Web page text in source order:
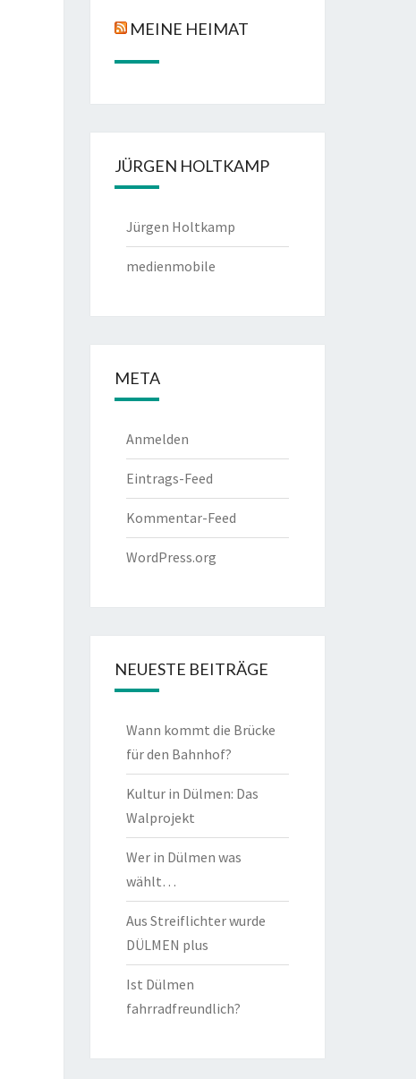
MEINE HEIMAT
JÜRGEN HOLTKAMP
Jürgen Holtkamp
medienmobile
META
Anmelden
Eintrags-Feed
Kommentar-Feed
WordPress.org
NEUESTE BEITRÄGE
Wann kommt die Brücke
für den Bahnhof?
Kultur in Dülmen: Das
Walprojekt
Wer in Dülmen was
wählt…
Aus Streiflichter wurde
DÜLMEN plus
Ist Dülmen
fahrradfreundlich?